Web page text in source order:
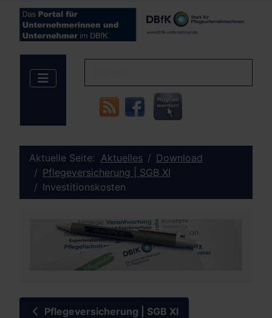
Aktuelle Seite: Aktuelles
Download
Pflegeversicherung | SGB XI
Investitionskosten
Pflegeversicherung | SGB XI